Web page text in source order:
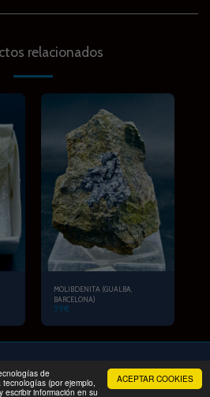
ACEPTAR COOKIES
de
(por ejemplo,
escribir información en su
relacionados
MOLIBDENITA (GUALBA,
BARCELONA)
39€
EXCURSION FAMILIAR Más